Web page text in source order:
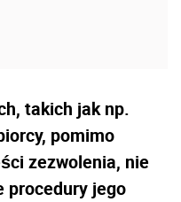
takich jak np.
pomimo
zezwolenia, nie
procedury jego